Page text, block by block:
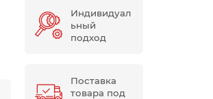
Индивидуал
ьный
подход
Поставка
товара под